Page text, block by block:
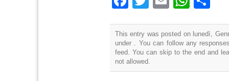
This entry was posted on lunedì,
under . You can follow any
feed. You can skip to the end and
not allowed.